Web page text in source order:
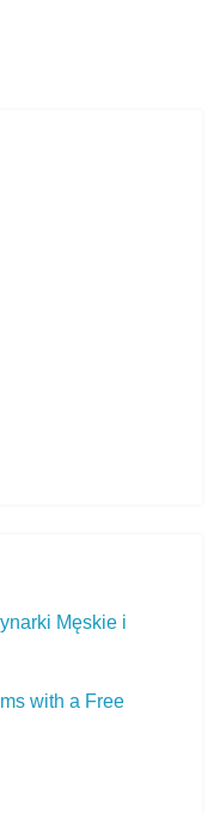
Męskie i
with a Free